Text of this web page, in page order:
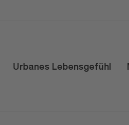
Urbanes Lebensgefühl